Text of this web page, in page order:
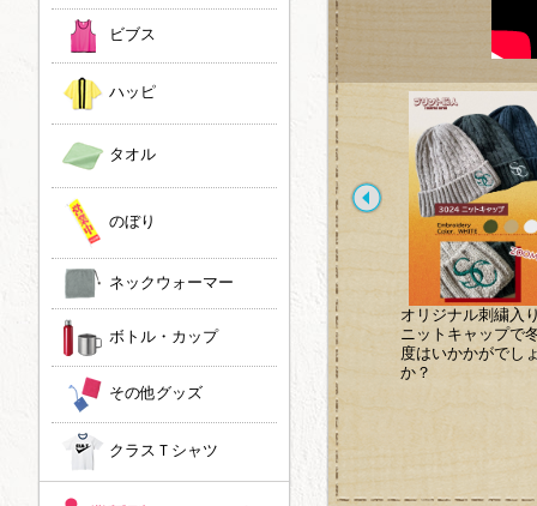
トートバッグへのプリ
ントが流行ってます！
ノベルティや祝い事で
のプレゼントにいかが
でしょうか。
染み込み風プリントで
ヴィンテージ風に！
オリジナル刺繍入
ニットキャップで
度はいかかがでし
か？
ビブス
ハッピ
タオル
のぼり
ネックウォーマー
ボトル・カップ
その他グッズ
クラスＴシャツ